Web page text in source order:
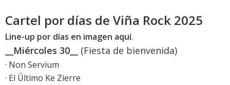
Cartel por días de Viña Rock 2025
Line-up por días en imagen aquí.
__Miércoles 30__ (Fiesta de bienvenida)
· Non Servium
· El Último Ke Zierre